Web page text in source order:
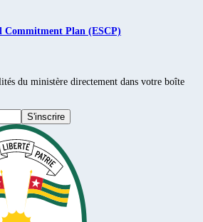
Commitment Plan (ESCP)
du ministère directement dans votre boîte
S'inscrire